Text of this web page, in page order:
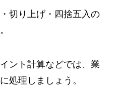
切り上げ・四捨五入の
ント計算などでは、業
処理しましょう。